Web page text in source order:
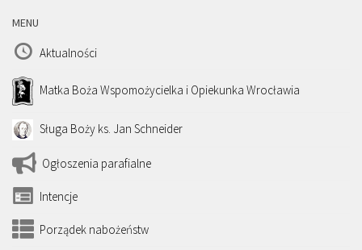
MENU
Aktualności
Matka Boża Wspomożycielka i Opiekunka Wrocławia
Sługa Boży ks. Jan Schneider
Ogłoszenia parafialne
Intencje
Porządek nabożeństw